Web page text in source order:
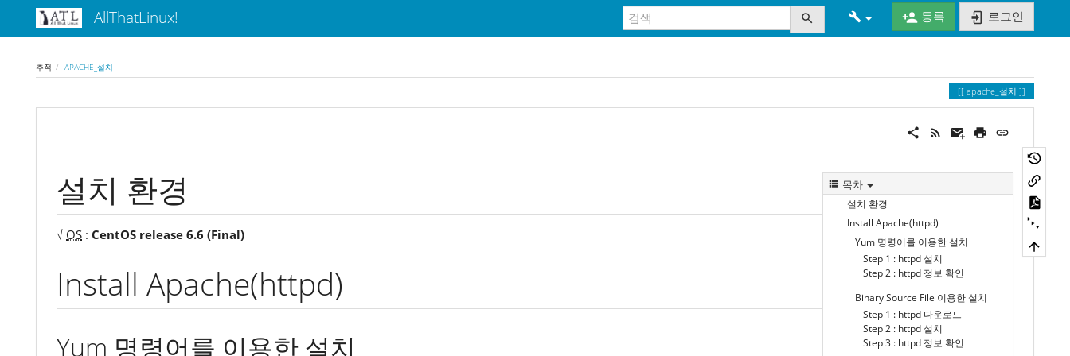
AllThatLinux! 등록 로그인
추적 APACHE_설치
apache_설치
목차
설치 환경
Install Apache(httpd)
Yum 명령어를 이용한 설치
Step 1 : httpd 설치
Step 2 : httpd 정보 확인
Binary Source File 이용한 설치
Step 1 : httpd 다운로드
Step 2 : httpd 설치
Step 3 : httpd 정보 확인
설치 환경
√ OS : CentOS release 6.6 (Final)
Install Apache(httpd)
Yum 명령어를 이용한 설치